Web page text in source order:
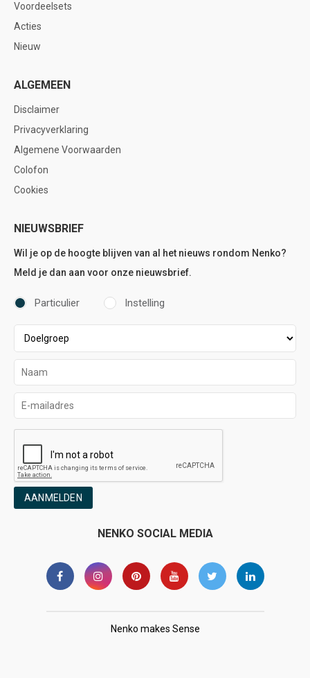
Voordeelsets
Acties
Nieuw
ALGEMEEN
Disclaimer
Privacyverklaring
Algemene Voorwaarden
Colofon
Cookies
NIEUWSBRIEF
Wil je op de hoogte blijven van al het nieuws rondom Nenko?
Meld je dan aan voor onze nieuwsbrief.
Particulier Instelling
AANMELDEN
NENKO SOCIAL MEDIA
Nenko makes Sense